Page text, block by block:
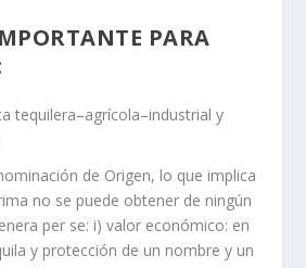
PARA
tequilera–agrícola–industrial y
de Origen, lo que implica
no se puede obtener de ningún
per se: i) valor económico: en
y protección de un nombre y un